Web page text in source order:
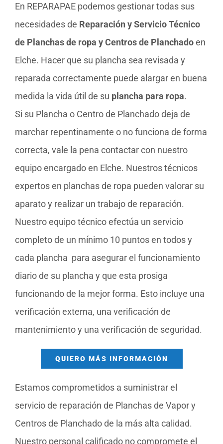
En REPARAPAE podemos gestionar todas sus
necesidades de Reparación y Servicio Técnico
de Planchas de ropa y Centros de Planchadoen
Elche. Hacer que su plancha sea revisada y
reparada correctamente puede alargar en buena
medida la vida útil de su plancha para ropa.
Si su Plancha o Centro de Planchado deja de
marchar repentinamente o no funciona de forma
correcta, vale la pena contactar con nuestro
equipo encargado en Elche. Nuestros técnicos
expertos en planchas de ropa pueden valorar su
aparato y realizar un trabajo de reparación.
Nuestro equipo técnico efectúa un servicio
completo de un mínimo 10 puntos en todos y
cada plancha para asegurar el funcionamiento
diario de su plancha y que esta prosiga
funcionando de la mejor forma. Esto incluye una
verificación externa, una verificación de
mantenimiento y una verificación de seguridad.
QUIERO MÁS INFORMACIÓN
Estamos comprometidos a suministrar el
servicio de reparación de Planchas de Vapor y
Centros de Planchado de la más alta calidad.
Nuestro personal calificado no compromete el